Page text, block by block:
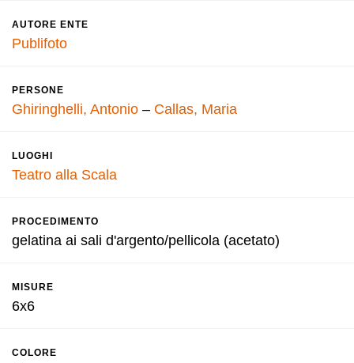
AUTORE ENTE
Publifoto
PERSONE
Ghiringhelli, Antonio – Callas, Maria
LUOGHI
Teatro alla Scala
PROCEDIMENTO
gelatina ai sali d'argento/pellicola (acetato)
MISURE
6x6
COLORE